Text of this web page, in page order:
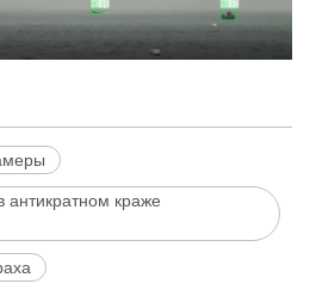
антикратном краже